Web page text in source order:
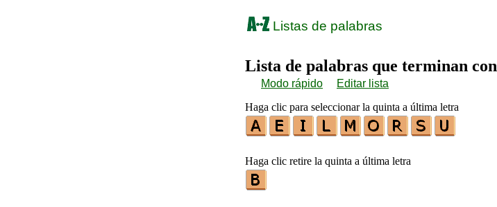
Listas de palabras
Lista de palabras que terminan con
Modo rápido
Editar lista
Haga clic para seleccionar la quinta a última letra
Haga clic retire la quinta a última letra